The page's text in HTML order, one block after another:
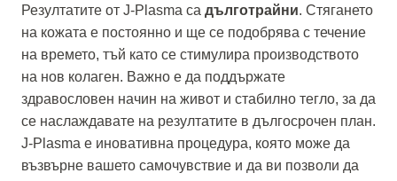
Резултатите от J-Plasma са дълготрайни. Стягането
на кожата е постоянно и ще се подобрява с течение
на времето, тъй като се стимулира производството
на нов колаген. Важно е да поддържате
здравословен начин на живот и стабилно тегло, за да
се наслаждавате на резултатите в дългосрочен план.
J-Plasma е иновативна процедура, която може да
възвърне вашето самочувствие и да ви позволи да